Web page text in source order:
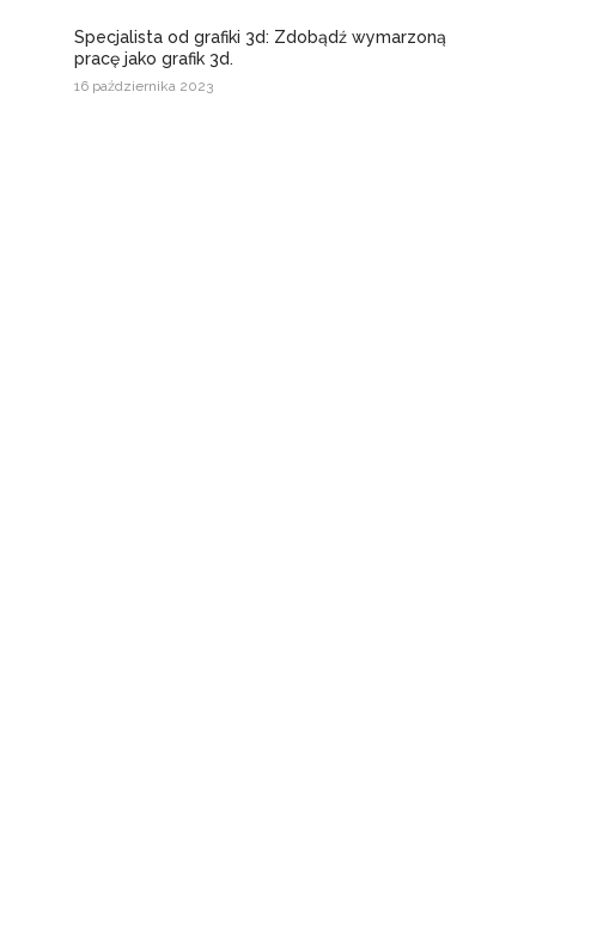
Specjalista od grafiki 3d: Zdobądź wymarzoną
pracę jako grafik 3d.
16 października 2023